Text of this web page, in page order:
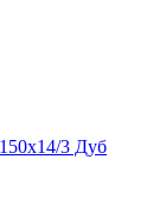
3 Дуб